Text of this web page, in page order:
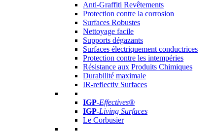
Anti-Graffiti Revêtements
Protection contre la corrosion
Surfaces Robustes
Nettoyage facile
Supports dégazants
Surfaces électriquement conductrices
Protection contre les intempéries
Résistance aux Produits Chimiques
Durabilité maximale
IR-reflectiv Surfaces
IGP-Effectives®
IGP-Living Surfaces
Le Corbusier